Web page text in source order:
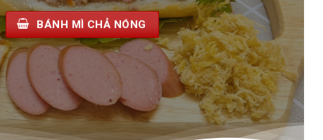
BÁNH MÌ CHẢ NÓNG